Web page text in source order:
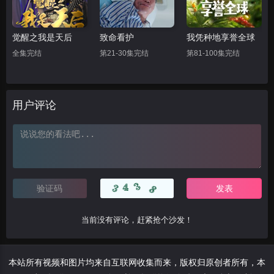
觉醒之我是天后
全集完结
致命看护
第21-30集完结
我凭种地享誉全球
第81-100集完结
用户评论
当前没有评论，赶紧抢个沙发！
本站所有视频和图片均来自互联网收集而来，版权归原创者所有，本